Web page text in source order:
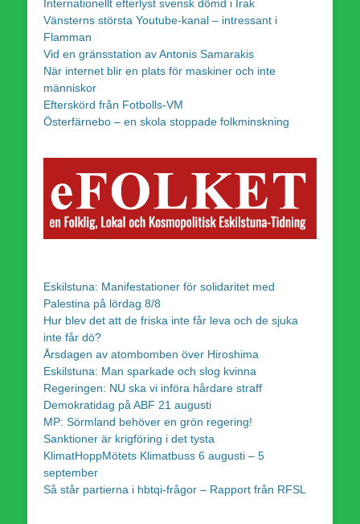
Internationellt efterlyst svensk dömd i Irak
Vänsterns största Youtube-kanal – intressant i
Flamman
Vid en gränsstation av Antonis Samarakis
När internet blir en plats för maskiner och inte
människor
Efterskörd från Fotbolls-VM
Österfärnebo – en skola stoppade folkminskning
Eskilstuna: Manifestationer för solidaritet med
Palestina på lördag 8/8
Hur blev det att de friska inte får leva och de sjuka
inte får dö?
Årsdagen av atombomben över Hiroshima
Eskilstuna: Man sparkade och slog kvinna
Regeringen: NU ska vi införa hårdare straff
Demokratidag på ABF 21 augusti
MP: Sörmland behöver en grön regering!
Sanktioner är krigföring i det tysta
KlimatHoppMötets Klimatbuss 6 augusti – 5
september
Så står partierna i hbtqi-frågor – Rapport från RFSL